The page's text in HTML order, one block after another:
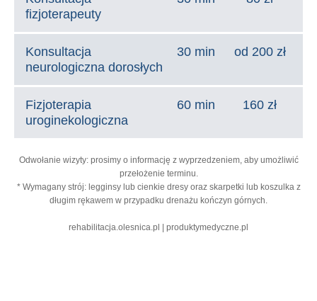
fizjoterapeuty
Konsultacja
neurologiczna dorosłych
30 min od 200 zł
Fizjoterapia
uroginekologiczna
60 min 160 zł
Odwołanie wizyty: prosimy o informację z wyprzedzeniem, aby umożliwić
przełożenie terminu.
* Wymagany strój: legginsy lub cienkie dresy oraz skarpetki lub koszulka z
długim rękawem w przypadku drenażu kończyn górnych.
rehabilitacja.olesnica.pl | produktymedyczne.pl